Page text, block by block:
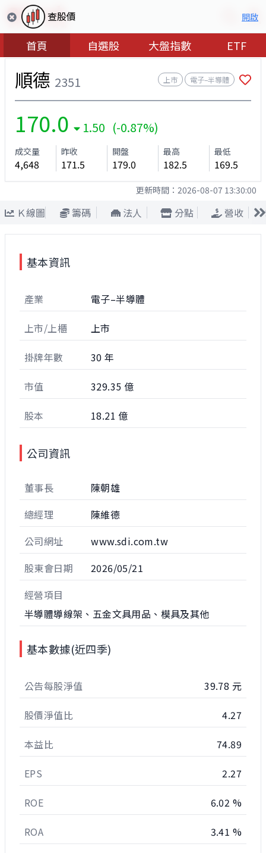
查股價 開啟
首頁 自選股 大盤指數 ETF
順德 2351 上市 電子–半導體
170.0 1.50 (-0.87%)
成交量
4,648
昨收
171.5
開盤
179.0
最高
182.5
最低
169.5
更新時間： 2026-08-07 13:30:00
Ｋ線圖 籌碼 法人 分點 營收
基本資訊
產業 電子–半導體
上市/上櫃 上市
掛牌年數 30 年
市值 329.35 億
股本 18.21 億
公司資訊
董事長
陳朝雄
總經理
陳維德
公司網址
www.sdi.com.tw
股東會日期
2026/05/21
經營項目
半導體導線架、五金文具用品、模具及其他
基本數據(近四季)
公告每股淨值 39.78 元
股價淨值比 4.27
本益比 74.89
EPS 2.27
ROE 6.02 %
ROA 3.41 %